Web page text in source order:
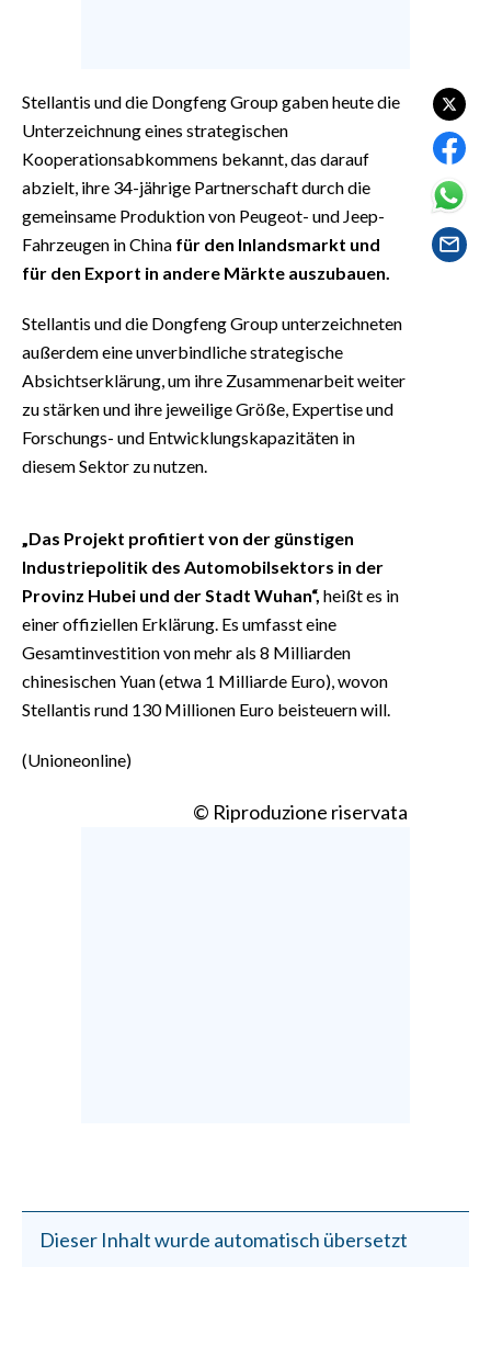
ABBONATI
ANNUNCI
NECROLOGI
PUBBLICITÀ
STORE
Stellantis und die Dongfeng Group gaben heute die
Unterzeichnung eines strategischen
Kooperationsabkommens bekannt, das darauf
abzielt, ihre 34-jährige Partnerschaft durch die
gemeinsame Produktion von Peugeot- und Jeep-
Fahrzeugen in China für den Inlandsmarkt und
für den Export in andere Märkte auszubauen.
Stellantis und die Dongfeng Group unterzeichneten
außerdem eine unverbindliche strategische
Absichtserklärung, um ihre Zusammenarbeit weiter
zu stärken und ihre jeweilige Größe, Expertise und
Forschungs- und Entwicklungskapazitäten in
diesem Sektor zu nutzen.
„Das Projekt profitiert von der günstigen
Industriepolitik des Automobilsektors in der
Provinz Hubei und der Stadt Wuhan“, heißt es in
einer offiziellen Erklärung. Es umfasst eine
Gesamtinvestition von mehr als 8 Milliarden
chinesischen Yuan (etwa 1 Milliarde Euro), wovon
Stellantis rund 130 Millionen Euro beisteuern will.
(Unioneonline)
© Riproduzione riservata
Dieser Inhalt wurde automatisch übersetzt